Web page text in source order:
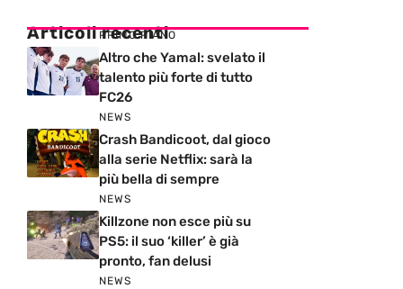
Articoli recenti
PRIMO PIANO
Altro che Yamal: svelato il
talento più forte di tutto
FC26
NEWS
Crash Bandicoot, dal gioco
alla serie Netflix: sarà la
più bella di sempre
NEWS
Killzone non esce più su
PS5: il suo ‘killer’ è già
pronto, fan delusi
NEWS